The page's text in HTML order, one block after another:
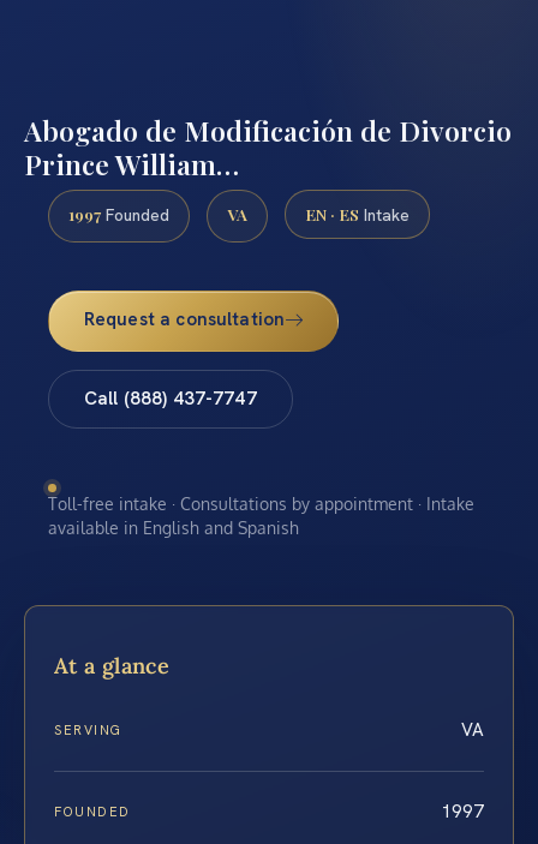
Abogado de Modificación de Divorcio
Prince William…
1997 Founded VA EN · ES Intake
Request a consultation
Call (888) 437-7747
Toll-free intake · Consultations by appointment · Intake
available in English and Spanish
At a glance
SERVING VA
FOUNDED 1997